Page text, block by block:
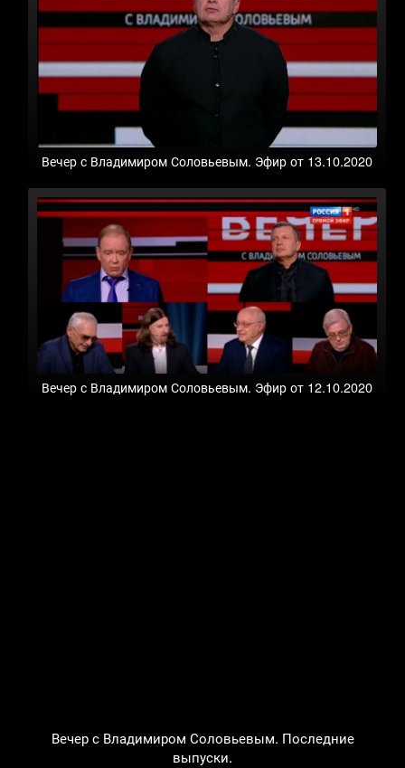
Вечер с Владимиром Соловьевым. Эфир от 13.10.2020
Вечер с Владимиром Соловьевым. Эфир от 12.10.2020
Вечер с Владимиром Соловьевым. Последние
выпуски.